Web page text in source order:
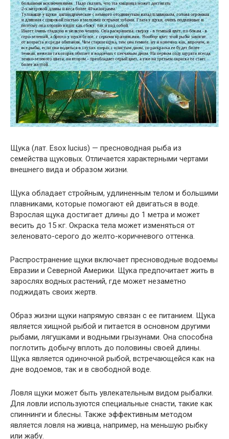
Щука (лат. Esox lucius) — пресноводная рыба из
семейства щуковых. Отличается характерными чертами
внешнего вида и образом жизни.
Щука обладает стройным, удлиненным телом и большими
плавниками, которые помогают ей двигаться в воде.
Взрослая щука достигает длины до 1 метра и может
весить до 15 кг. Окраска тела может изменяться от
зеленовато-серого до желто-коричневого оттенка.
Распространение щуки включает пресноводные водоемы
Евразии и Северной Америки. Щука предпочитает жить в
зарослях водных растений, где может незаметно
поджидать своих жертв.
Образ жизни щуки напрямую связан с ее питанием. Щука
является хищной рыбой и питается в основном другими
рыбами, лягушками и водными грызунами. Она способна
поглотить добычу вплоть до половины своей длины.
Щука является одиночной рыбой, встречающейся как на
дне водоемов, так и в свободной воде.
Ловля щуки может быть увлекательным видом рыбалки.
Для ловли используются специальные снасти, такие как
спиннинги и блесны. Также эффективным методом
является ловля на живца, например, на меньшую рыбку
или жабу.